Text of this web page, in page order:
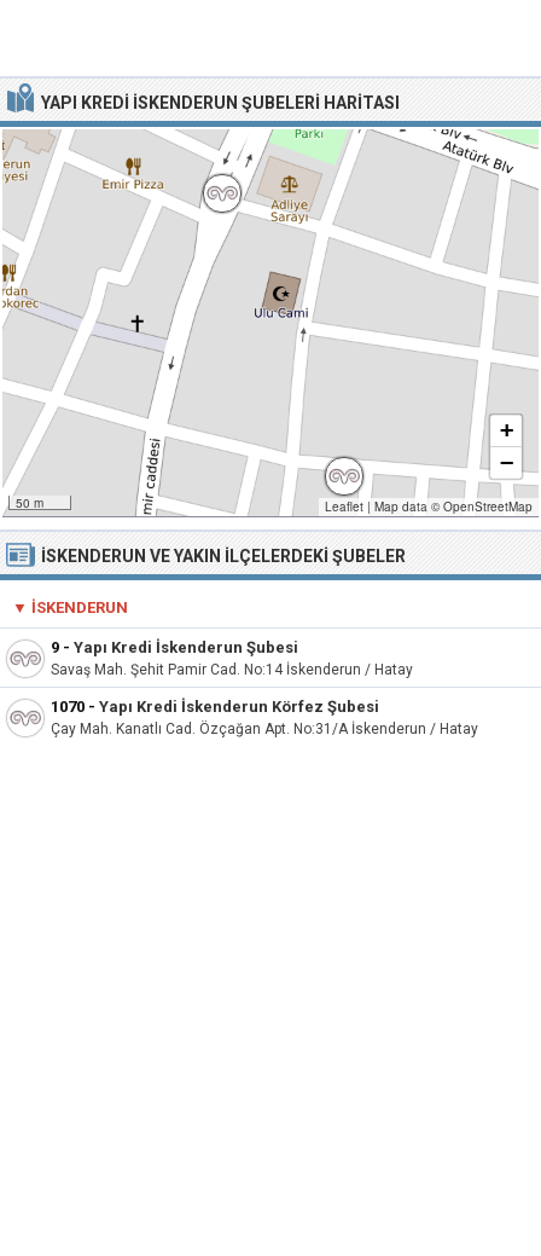
YAPI KREDI İSKENDERUN ŞUBELERI HARITASI
50 m
+
−
Leaflet | Map data © OpenStreetMap
İSKENDERUN VE YAKIN İLÇELERDEKI ŞUBELER
▼ İSKENDERUN
9 - Yapı Kredi İskenderun Şubesi
Savaş Mah. Şehit Pamir Cad. No:14 İskenderun / Hatay
1070 - Yapı Kredi İskenderun Körfez Şubesi
Çay Mah. Kanatlı Cad. Özçağan Apt. No:31/A İskenderun / Hatay